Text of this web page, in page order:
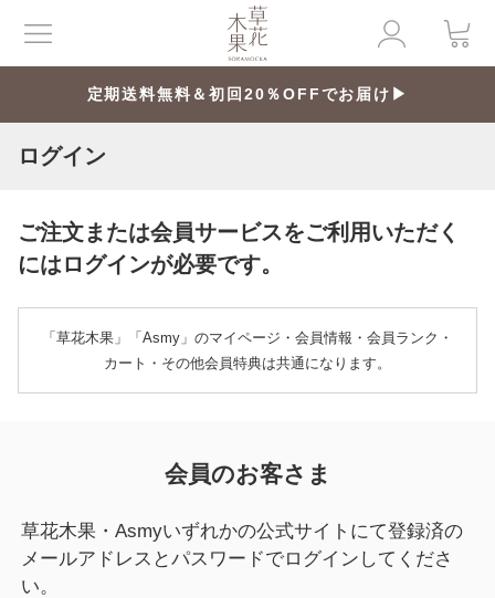
定期送料無料＆初回20％OFFでお届け▶
ログイン
ご注文または会員サービスをご利用いただく
にはログインが必要です。
「草花木果」「Asmy」のマイページ・会員情報・会員ランク・
カート・その他会員特典は共通になります。
会員のお客さま
草花木果・Asmyいずれかの公式サイトにて登録済の
メールアドレスとパスワードでログインしてくださ
い。